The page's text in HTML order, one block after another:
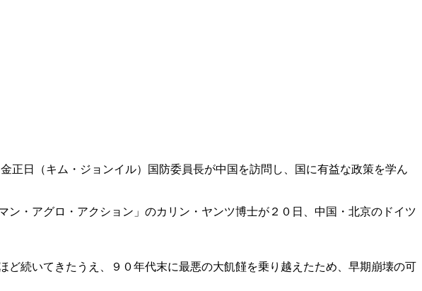
正日（キム・ジョンイル）国防委員長が中国を訪問し、国に有益な政策を学ん
・アグロ・アクション」のカリン・ヤンツ博士が２０日、中国・北京のドイツ
続いてきたうえ、９０年代末に最悪の大飢饉を乗り越えたため、早期崩壊の可